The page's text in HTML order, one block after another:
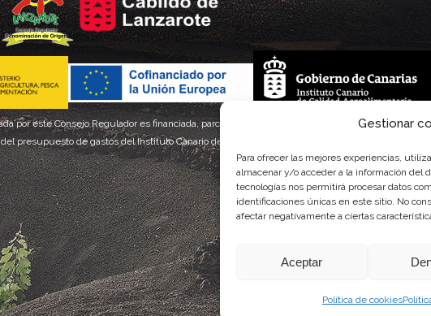
Gestionar
Para ofrecer las mejores experiencias,
almacenar y/o acceder a la información del
tecnologías nos permitirá procesar datos
identificaciones únicas en este sitio. No
afectar negativamente a ciertas
Aceptar
Política de cookies
por este Consejo Regulador es financiada, parcialmente, por el Gobierno de Canarias
presupuesto de gastos del Instituto Canario de Calidad Agroalimentaria